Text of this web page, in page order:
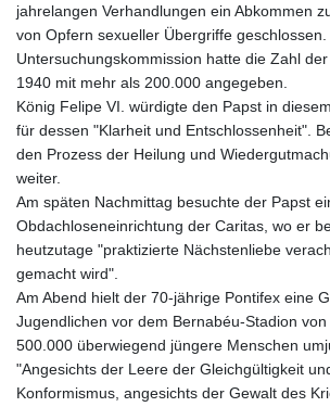
jahrelangen Verhandlungen ein Abkommen
von Opfern sexueller Übergriffe geschlossen.
Untersuchungskommission hatte die Zahl
1940 mit mehr als 200.000 angegeben.
König Felipe VI. würdigte den Papst in
für dessen "Klarheit und Entschlossenheit".
den Prozess der Heilung und
weiter.
Am späten Nachmittag besuchte der Papst
Obdachloseneinrichtung der Caritas, wo er
heutzutage "praktizierte Nächstenliebe
gemacht wird".
Am Abend hielt der 70-jährige Pontifex eine
Jugendlichen vor dem Bernabéu-Stadion
500.000 überwiegend jüngere Menschen
"Angesichts der Leere der Gleichgültigkeit
Konformismus, angesichts der Gewalt des